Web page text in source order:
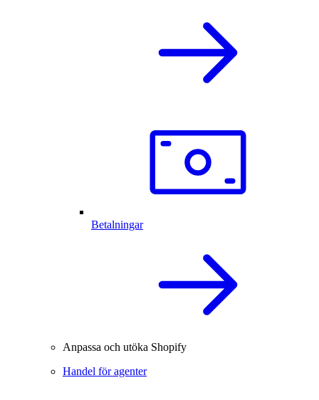
Betalningar
Anpassa och utöka Shopify
Handel för agenter